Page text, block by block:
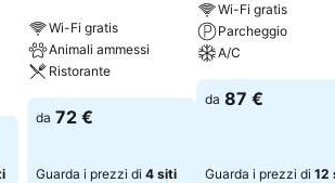
Wi-Fi gratis
Animali ammessi
Ristorante
da 72 €
Guarda i prezzi di 4 siti
Wi-Fi gratis
Parcheggio
A/C
da 87 €
Guarda i prezzi di 12